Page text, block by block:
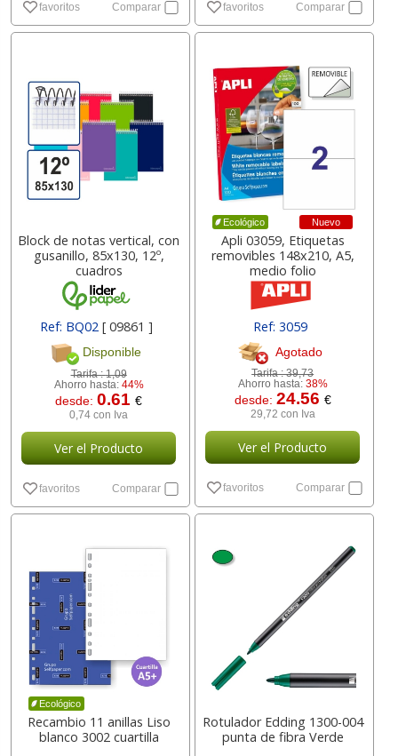
favoritos Comparar favoritos Comparar
Block de notas vertical, con
gusanillo, 85x130, 12º,
cuadros
Ref: BQ02 [ 09861 ]
Disponible
Tarifa :1,09
Ahorro hasta: 44%
desde:0.61€
0,74 con Iva
Ver el Producto
favoritos Comparar
Ecológico Nuevo
Apli 03059, Etiquetas
removibles 148x210, A5,
medio folio
Ref: 3059
Agotado
Tarifa :39,73
Ahorro hasta: 38%
desde: 24.56 €
29,72 con Iva
Ver el Producto
favoritos Comparar
Ecológico
Recambio 11 anillas Liso
blanco 3002 cuartilla
Rotulador Edding 1300-004
punta de fibra Verde